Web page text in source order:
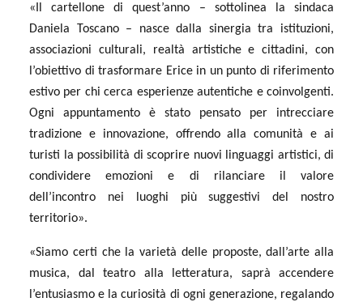
«Il cartellone di quest’anno – sottolinea la sindaca
Daniela Toscano – nasce dalla sinergia tra istituzioni,
associazioni culturali, realtà artistiche e cittadini, con
l’obiettivo di trasformare Erice in un punto di riferimento
estivo per chi cerca esperienze autentiche e coinvolgenti.
Ogni appuntamento è stato pensato per intrecciare
tradizione e innovazione, offrendo alla comunità e ai
turisti la possibilità di scoprire nuovi linguaggi artistici, di
condividere emozioni e di rilanciare il valore
dell’incontro nei luoghi più suggestivi del nostro
territorio».
«Siamo certi che la varietà delle proposte, dall’arte alla
musica, dal teatro alla letteratura, saprà accendere
l’entusiasmo e la curiosità di ogni generazione, regalando